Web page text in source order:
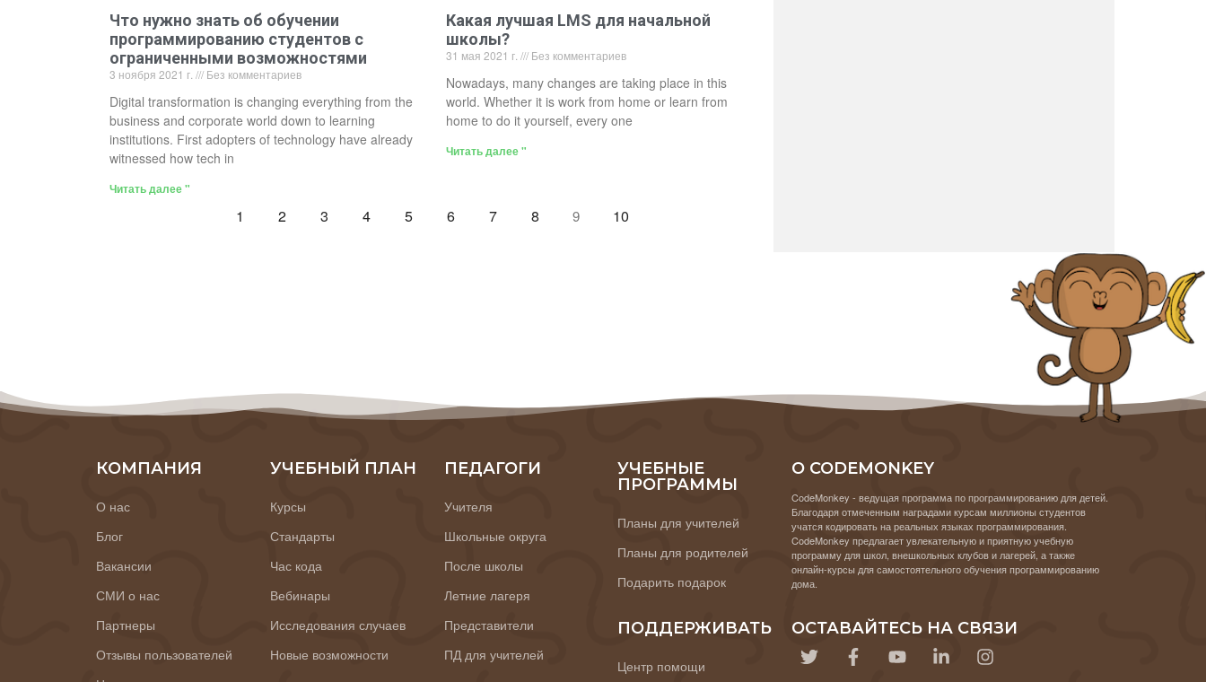
Что нужно знать об обучении
программированию студентов с
ограниченными возможностями
3 ноября 2021 г. Без комментариев
Digital transformation is changing everything from the
business and corporate world down to learning
institutions. First adopters of technology have already
witnessed how tech in
Читать далее "
Какая лучшая LMS для начальной
школы?
31 мая 2021 г. Без комментариев
Nowadays, many changes are taking place in this
world. Whether it is work from home or learn from
home to do it yourself, every one
Читать далее "
1 2 3 4 5 6 7 8 9 10
КОМПАНИЯ
О нас
Блог
Вакансии
СМИ о нас
Партнеры
Отзывы пользователей
УЧЕБНЫЙ ПЛАН
Курсы
Стандарты
Час кода
Вебинары
Исследования случаев
Новые возможности
ПЕДАГОГИ
Учителя
Школьные округа
После школы
Летние лагеря
Представители
ПД для учителей
УЧЕБНЫЕ
ПРОГРАММЫ
Планы для учителей
Планы для родителей
Подарить подарок
ПОДДЕРЖИВАТЬ
Центр помощи
О CODEMONKEY
CodeMonkey - ведущая программа по программированию для детей.
Благодаря отмеченным наградами курсам миллионы студентов
учатся кодировать на реальных языках программирования.
CodeMonkey предлагает увлекательную и приятную учебную
программу для школ, внешкольных клубов и лагерей, а также
онлайн-курсы для самостоятельного обучения программированию
дома.
ОСТАВАЙТЕСЬ НА СВЯЗИ